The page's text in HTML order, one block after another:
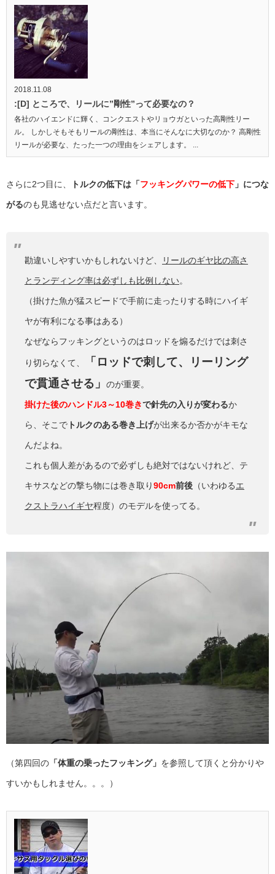
2018.11.08
:[D] ところで、リールに”剛性”って必要なの？
各社のハイエンドに輝く、コンクエストやリョウガといった高剛性リー
ル。 しかしそもそもリールの剛性は、本当にそんなに大切なのか？ 高剛性
リールが必要な、たった一つの理由をシェアします。 ...
さらに2つ目に、 トルクの低下は「フッキングパワーの低下 」につな
がるのも見逃せない点だと言います。
勘違いしやすいかもしれないけど、 リールのギヤ比の高さ
とランディング率は必ずしも比例しない。
（掛けた魚が猛スピードで手前に走ったりする時にハイギ
ヤが有利になる事はある）
なぜならフッキングというのはロッドを煽るだけでは刺さ
り切らなくて、
「ロッドで刺して、リーリング
で貫通させる」
のが重要。
掛けた後のハンドル3～10巻きで針先の入りが変わるか
ら、そこで トルクのある巻き上げが出来るか否かがキモな
んだよね。
これも個人差があるので必ずしも絶対ではないけれど、テ
キサスなどの撃ち物には巻き取り90cm前後 （いわゆるエ
クストラハイギヤ程度）のモデルを使ってる。
（第四回の 「体重の乗ったフッキング」 を参照して頂くと分かりや
すいかもしれません。。。）